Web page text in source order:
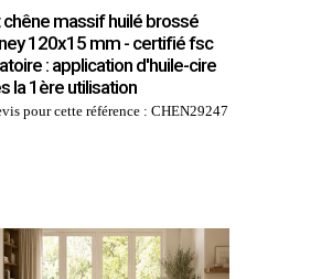
massif huilé brossé
120x15 mm - certifié fsc
: application d'huile-cire
la 1ère utilisation
pour cette référence : CHEN29247